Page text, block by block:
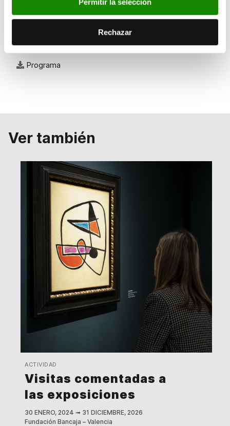
Permitir la selección
Rechazar
Documentos
Programa
Ver también
ACTIVIDAD
Visitas comentadas a
las exposiciones
30 ENERO, 2024 ➟ 31 DICIEMBRE, 2026
Fundación Bancaja – Valencia